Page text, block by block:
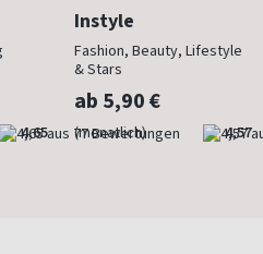
4,65
Instyle
Fashion, Beauty, Lifestyle
& Stars
ab 5,90 €
(monatlich) 4,57